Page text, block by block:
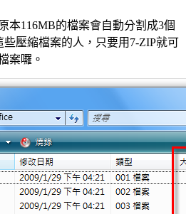
本116MB的檔案會自動分割成3個
壓縮檔案的人，只要用7-ZIP就可
案囉。